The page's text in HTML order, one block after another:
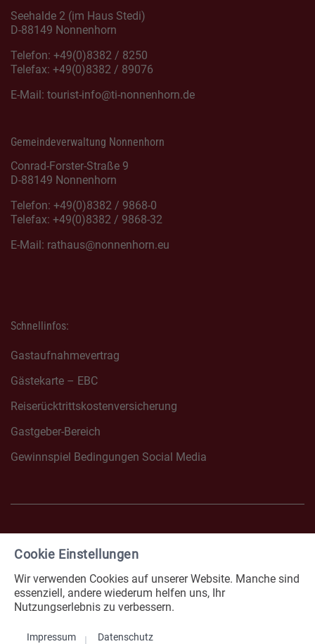
Seehalde 2 (im Haus Stedi)
D-88149 Nonnenhorn
Telefon: +49(0)8382 / 8250
Telefax: +49(0)8382 / 89076
E-Mail: tourist-info@ti-nonnenhorn.de
Gemeindeverwaltung Nonnenhorn
Conrad-Forster-Straße 9
D-88149 Nonnenhorn
Telefon: +49(0)8382 / 9868-0
Telefax: +49(0)8382 / 9868-32
E-Mail: rathaus@nonnenhorn.eu
Schnellinfos:
Gastaufnahmevertrag
Gästekarte – EBC
Reiserücktrittskostenversicherung
Gastgeber-Bereich
Gewinnspiel Bedingungen Social Media
FACEBOOK NONNENHORN
Impressum
Datenschutz
Cookie Einstellungen
Wir verwenden Cookies auf unserer Website. Manche sind
essenziell, andere wiederum helfen uns, Ihr
Nutzungserlebnis zu verbessern.
Impressum Datenschutz